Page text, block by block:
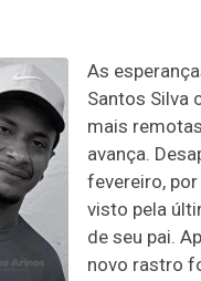
As
Santos Silva
mais
avança.
fevereiro,
visto pela
de seu pai.
novo rastro